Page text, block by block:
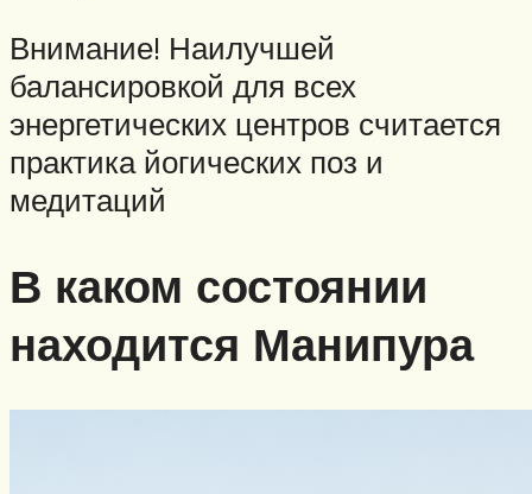
Внимание! Наилучшей
балансировкой для всех
энергетических центров считается
практика йогических поз и
медитаций
В каком состоянии
находится Манипура